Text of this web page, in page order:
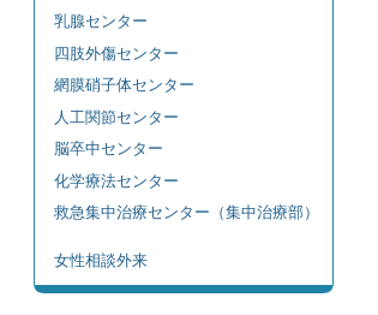
乳腺センター
四肢外傷センター
網膜硝子体センター
人工関節センター
脳卒中センター
化学療法センター
救急集中治療センター（集中治療部）
女性相談外来